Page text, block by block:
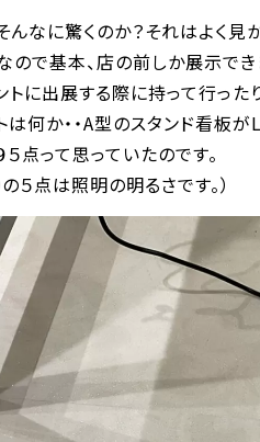
んなに驚くのか？それはよく
ので基本、店の前しか展示でき
トに出展する際に持って行った
は何か・・A型のスタンド看板
５点って思っていたのです。
の５点は照明の明るさです。）